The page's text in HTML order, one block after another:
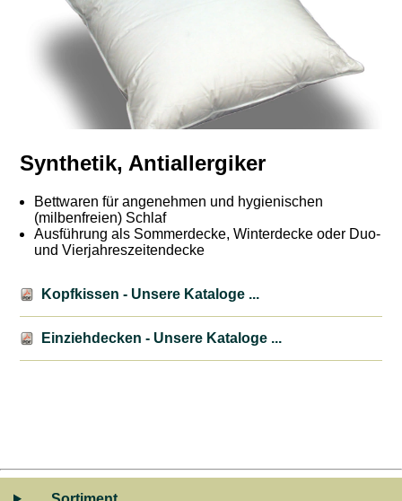
Synthetik, Antiallergiker
Bettwaren für angenehmen und hygienischen
(milbenfreien) Schlaf
Ausführung als Sommerdecke, Winterdecke oder Duo-
und Vierjahreszeitendecke
Kopfkissen - Unsere Kataloge ...
Einziehdecken - Unsere Kataloge ...